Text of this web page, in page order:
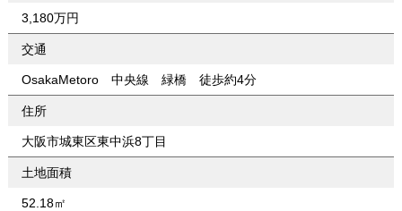
3,180万円
交通
OsakaMetoro 中央線 緑橋 徒歩約4分
住所
大阪市城東区東中浜8丁目
土地面積
52.18㎡